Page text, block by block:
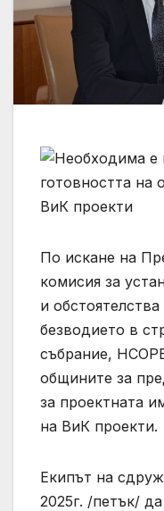
По искане на
комисия за
и
безводието в
събрание,
общините за
за проектната
на ВиК проекти.
Екипът на
2025г. /петък/